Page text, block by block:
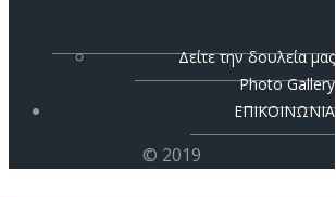
Δείτε την δουλεία μας
Photo Gallery
ΕΠΙΚΟΙΝΩΝΙΑ
© 2019